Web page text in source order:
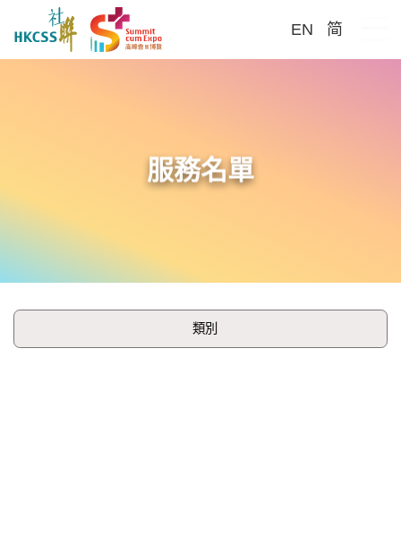
EN 简
服務名單
類別